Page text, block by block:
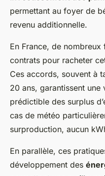
permettant au foyer de
revenu additionnelle.
En France, de
contrats pour racheter
Ces accords, souvent à
20 ans, garantissent
prédictible des surplus
cas de météo
surproduction, aucun
En parallèle, ces
développement des